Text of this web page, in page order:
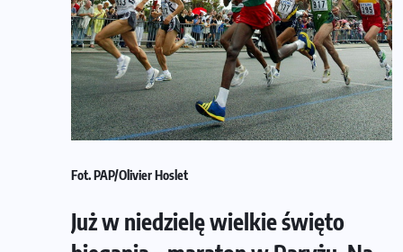
Fot. PAP/Olivier Hoslet
Już w niedzielę wielkie święto